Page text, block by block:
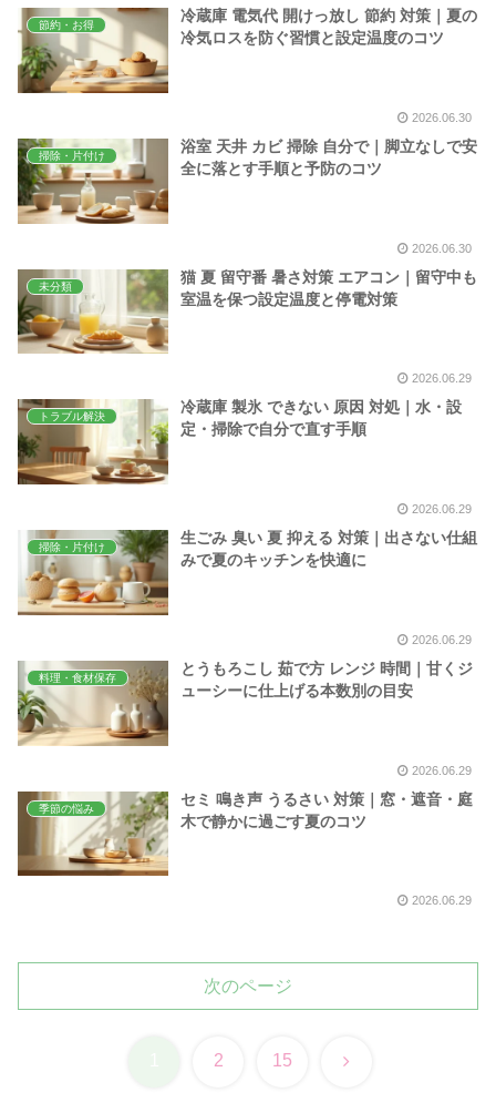
節約・お得
冷蔵庫 電気代 開けっ放し 節約 対策｜夏の
冷気ロスを防ぐ習慣と設定温度のコツ
2026.06.30
掃除・片付け
浴室 天井 カビ 掃除 自分で｜脚立なしで安
全に落とす手順と予防のコツ
2026.06.30
未分類
猫 夏 留守番 暑さ対策 エアコン｜留守中も
室温を保つ設定温度と停電対策
2026.06.29
トラブル解決
冷蔵庫 製氷 できない 原因 対処｜水・設
定・掃除で自分で直す手順
2026.06.29
掃除・片付け
生ごみ 臭い 夏 抑える 対策｜出さない仕組
みで夏のキッチンを快適に
2026.06.29
料理・食材保存
とうもろこし 茹で方 レンジ 時間｜甘くジ
ューシーに仕上げる本数別の目安
2026.06.29
季節の悩み
セミ 鳴き声 うるさい 対策｜窓・遮音・庭
木で静かに過ごす夏のコツ
2026.06.29
次のページ
2 15 次